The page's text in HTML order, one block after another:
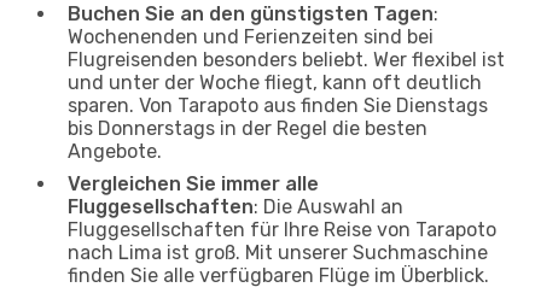
Buchen Sie an den günstigsten Tagen:
Wochenenden und Ferienzeiten sind bei
Flugreisenden besonders beliebt. Wer flexibel ist
und unter der Woche fliegt, kann oft deutlich
sparen. Von Tarapoto aus finden Sie Dienstags
bis Donnerstags in der Regel die besten
Angebote.
Vergleichen Sie immer alle
Fluggesellschaften: Die Auswahl an
Fluggesellschaften für Ihre Reise von Tarapoto
nach Lima ist groß. Mit unserer Suchmaschine
finden Sie alle verfügbaren Flüge im Überblick.